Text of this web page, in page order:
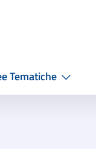
Tematiche